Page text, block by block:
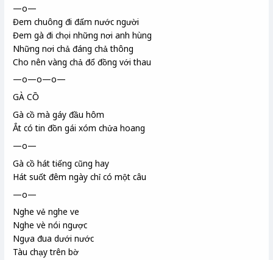
—o—
Đem chuông đi đấm nước người
Đem gà đi chọi những nơi anh hùng
Những nơi chả đáng chả thông
Cho nên vàng chả đổ đồng với thau
—o—o—o—
GÀ CỒ
Gà cồ mà gáy đầu hôm
Ắt có tin đồn gái xóm chửa hoang
—o—
Gà cồ hát tiếng cũng hay
Hát suốt đêm ngày chỉ có một câu
—o—
Nghe vẻ nghe ve
Nghe vè nói ngược
Ngựa đua dưới nước
Tàu chạy trên bờ